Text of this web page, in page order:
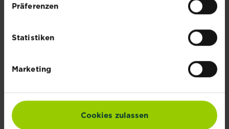
Präferenzen
Statistiken
Marketing
Cookies zulassen
Feuerbohnen pflanzen und ernten
Jetzt ansehen